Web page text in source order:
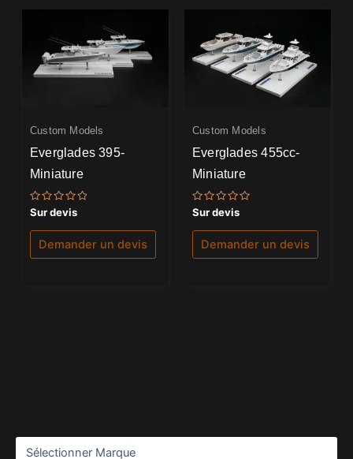
Custom Models
Everglades 395-
Miniature
Note
0
sur
Sur devis
Demander un devis
Custom Models
Everglades 455cc-
Miniature
Note
0
sur
Sur devis
Demander un devis